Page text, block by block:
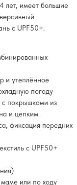
лет, имеет большие
с UPF50+.
и утеплённое
погоду
с покрышками из
и цепким
фиксация передних
с UPF50+
или по ходу